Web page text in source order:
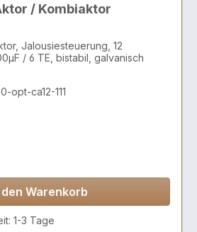
12 Kanal KNX Aktor / Kombiaktor
Jalousiesteuerung, 12
/ 6 TE, bistabil, galvanisch
opt-ca12-111
den Warenkorb
1-3 Tage